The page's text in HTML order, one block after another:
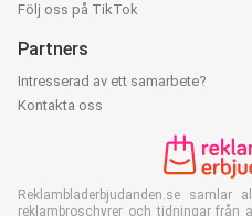
Följ oss på TikTok
Partners
Intresserad av ett samarbete?
Kontakta oss
Reklambladerbjudanden.se samlar
reklambroschyrer och tidningar från